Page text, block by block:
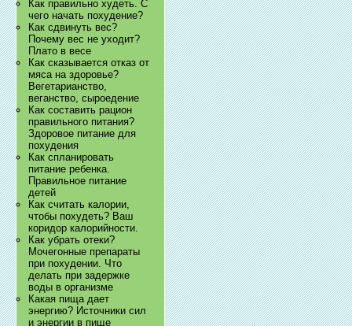
Как правильно худеть. С
чего начать похудение?
Как сдвинуть вес?
Почему вес не уходит?
Плато в весе
Как сказывается отказ от
мяса на здоровье?
Вегетарианство,
веганство, сыроедение
Как составить рацион
правильного питания?
Здоровое питание для
похудения
Как спланировать
питание ребенка.
Правильное питание
детей
Как считать калории,
чтобы похудеть? Ваш
коридор калорийности.
Как убрать отеки?
Мочегонные препараты
при похудении. Что
делать при задержке
воды в организме
Какая пища дает
энергию? Источники сил
и энергии в пище